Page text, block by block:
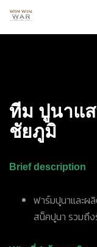
ทีม ปูนาแ
ชัยภูมิ
Brief description
ฟาร์มปูนาและผ
สน็คปูนา รวมถึง